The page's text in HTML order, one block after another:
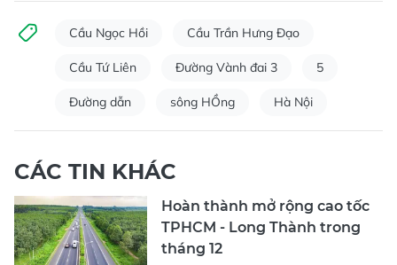
Cầu Ngọc Hồi Cầu Trần Hưng Đạo
Cầu Tứ Liên Đường Vành đai 3 5
Đường dẫn sông HỒng Hà Nội
CÁC TIN KHÁC
Hoàn thành mở rộng cao tốc
TPHCM - Long Thành trong
tháng 12